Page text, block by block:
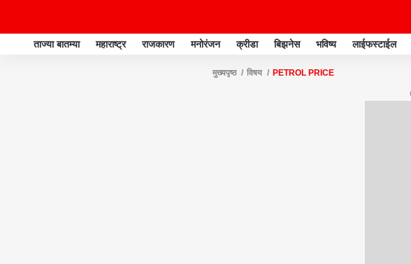
ताज्या बातम्या महाराष्ट्र राजकारण मनोरंजन क्रीडा बिझनेस भविष्य लाईफस्टाईल
मुख्यपृष्ठ विषय PETROL PRICE